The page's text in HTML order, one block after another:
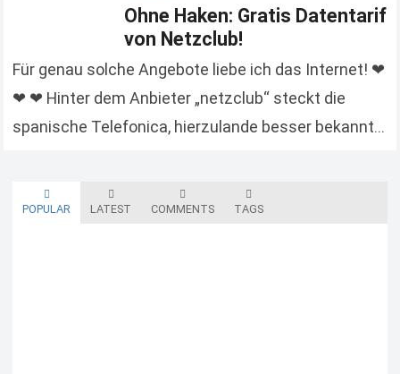
Ohne Haken: Gratis Datentarif
von Netzclub!
Für genau solche Angebote liebe ich das Internet! ❤
❤ ❤ Hinter dem Anbieter „netzclub“ steckt die
spanische Telefonica, hierzulande besser bekannt
POPULAR LATEST COMMENTS TAGS